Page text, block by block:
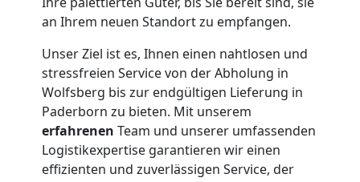
an Ihrem neuen Standort zu empfangen.
Unser Ziel ist es, Ihnen einen nahtlosen und
stressfreien Service von der Abholung in
Wolfsberg bis zur endgültigen Lieferung in
Paderborn zu bieten. Mit unserem
erfahrenen Team und unserer umfassenden
Logistikexpertise garantieren wir einen
effizienten und zuverlässigen Service, der